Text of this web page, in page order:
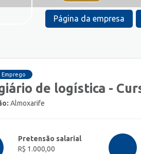
Página da empresa
Emprego
de logística -
Almoxarife
Pretensão salarial
R$ 1.000,00